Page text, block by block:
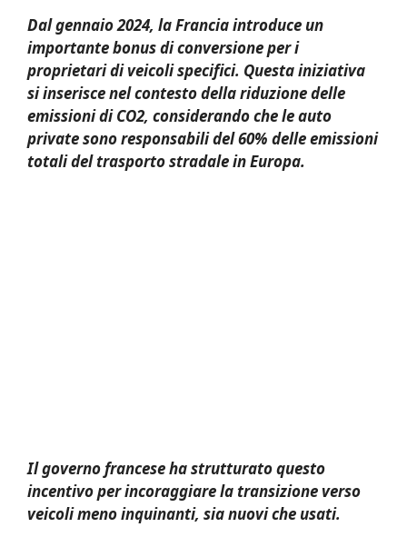
Dal gennaio 2024, la Francia introduce un
importante bonus di conversione per i
proprietari di veicoli specifici. Questa iniziativa
si inserisce nel contesto della riduzione delle
emissioni di CO2, considerando che le auto
private sono responsabili del 60% delle emissioni
totali del trasporto stradale in Europa.
Il governo francese ha strutturato questo
incentivo per incoraggiare la transizione verso
veicoli meno inquinanti, sia nuovi che usati.